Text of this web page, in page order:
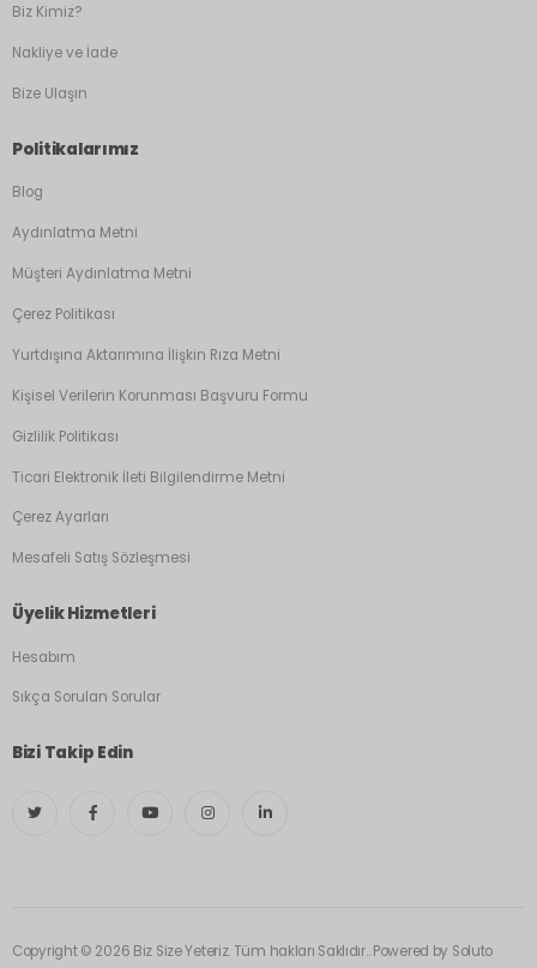
Biz Kimiz?
Nakliye ve İade
Bize Ulaşın
Politikalarımız
Blog
Aydınlatma Metni
Müşteri Aydınlatma Metni
Çerez Politikası
Yurtdışına Aktarımına İlişkin Rıza Metni
Kişisel Verilerin Korunması Başvuru Formu
Gizlilik Politikası
Ticari Elektronik İleti Bilgilendirme Metni
Çerez Ayarları
Mesafeli Satış Sözleşmesi
Üyelik Hizmetleri
Hesabım
Sıkça Sorulan Sorular
Bizi Takip Edin
Copyright © 2026 Biz Size Yeteriz. Tüm hakları Saklıdır.. Powered by Soluto